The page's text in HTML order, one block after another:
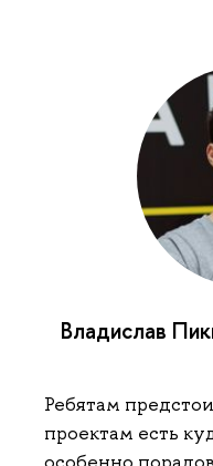
Владислав
Ребятам
проектам есть